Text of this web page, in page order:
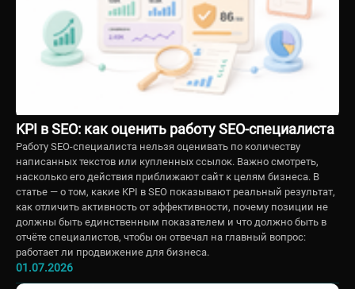
KPI в SEO: как оценить работу SEO-специалиста
Работу SEO-специалиста нельзя оценивать по количеству
написанных текстов или купленных ссылок. Важно смотреть,
насколько его действия приближают сайт к целям бизнеса. В
статье — о том, какие KPI в SEO показывают реальный результат,
как отличить активность от эффективности, почему позиции не
должны быть единственным показателем и что должно быть в
отчёте специалистов, чтобы он отвечал на главный вопрос:
работает ли продвижение для бизнеса.
01.07.2026